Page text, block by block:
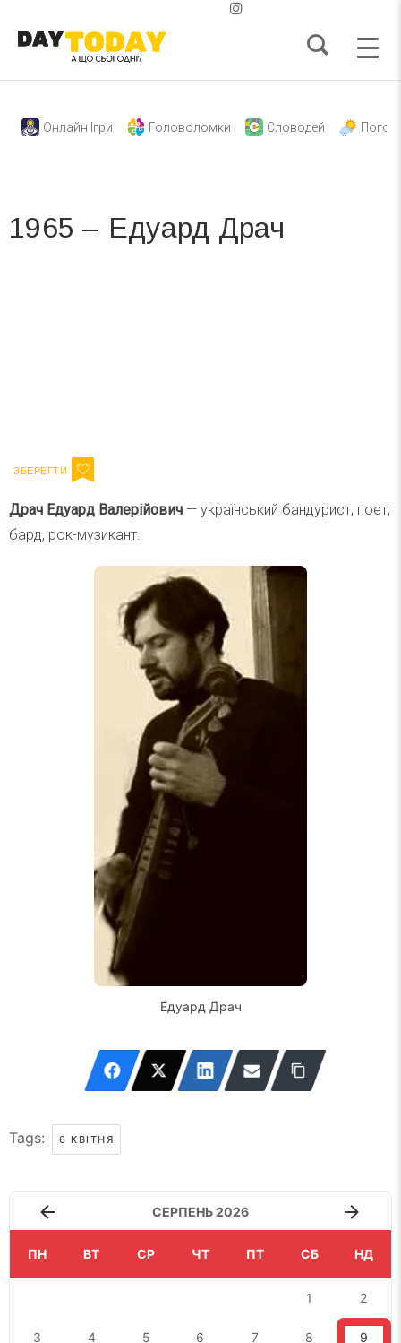
Онлайн Ігри Головоломки Словодей
1965 – Едуард Драч
Драч Едуард Валерійович — український бандурист, поет,
бард, рок-музикант.
Едуард Драч
Tags: 6 КВІТНЯ
СЕРПЕНЬ 2026
ПН ВТ СР ЧТ ПТ СБ НД
1 2
3 4 5 6 7 8 9